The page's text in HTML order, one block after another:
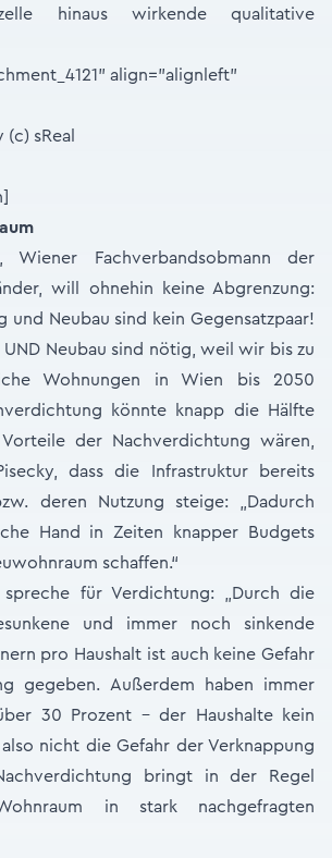
hinaus wirkende qualitative
align="alignleft"
Wiener Fachverbandsobmann der
will ohnehin keine Abgrenzung:
und Neubau sind kein Gegensatzpaar!
Neubau sind nötig, weil wir bis zu
Wohnungen in Wien bis 2050
könnte knapp die Hälfte
der Nachverdichtung wären,
dass die Infrastruktur bereits
deren Nutzung steige: „Dadurch
Hand in Zeiten knapper Budgets
schaffen.“
für Verdichtung: „Durch die
und immer noch sinkende
pro Haushalt ist auch keine Gefahr
gegeben. Außerdem haben immer
30 Prozent – der Haushalte kein
nicht die Gefahr der Verknappung
bringt in der Regel
in stark nachgefragten